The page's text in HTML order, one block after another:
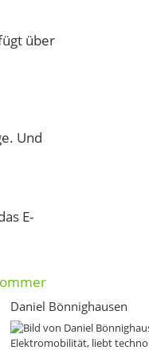
über
Und
E-
Daniel Bönnighausen
Elektromobilität, liebt